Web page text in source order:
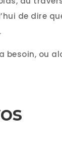
de dire
besoin, ou